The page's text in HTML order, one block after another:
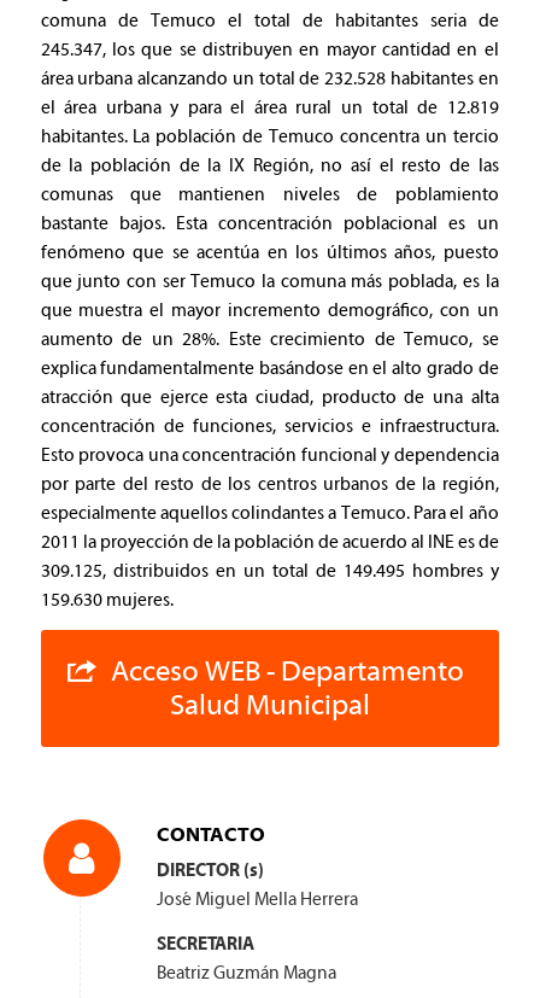
comuna de Temuco el total de habitantes seria de
245.347, los que se distribuyen en mayor cantidad en el
área urbana alcanzando un total de 232.528 habitantes en
el área urbana y para el área rural un total de 12.819
habitantes. La población de Temuco concentra un tercio
de la población de la IX Región, no así el resto de las
comunas que mantienen niveles de poblamiento
bastante bajos. Esta concentración poblacional es un
fenómeno que se acentúa en los últimos años, puesto
que junto con ser Temuco la comuna más poblada, es la
que muestra el mayor incremento demográfico, con un
aumento de un 28%. Este crecimiento de Temuco, se
explica fundamentalmente basándose en el alto grado de
atracción que ejerce esta ciudad, producto de una alta
concentración de funciones, servicios e infraestructura.
Esto provoca una concentración funcional y dependencia
por parte del resto de los centros urbanos de la región,
especialmente aquellos colindantes a Temuco. Para el año
2011 la proyección de la población de acuerdo al INE es de
309.125, distribuidos en un total de 149.495 hombres y
159.630 mujeres.
Acceso WEB - Departamento
Salud Municipal
CONTACTO
DIRECTOR (s)
José Miguel Mella Herrera
SECRETARIA
Beatriz Guzmán Magna